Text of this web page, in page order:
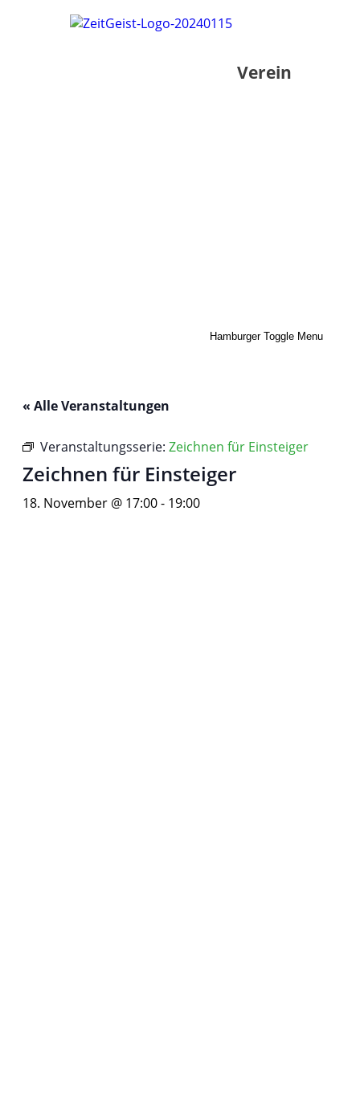
Verein
Hamburger Toggle Menu
« Alle Veranstaltungen
Veranstaltungsserie: Zeichnen für Einsteiger
Zeichnen für Einsteiger
18. November @ 17:00- 19:00